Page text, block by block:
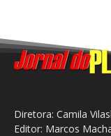
Diretora: Camila
Editor: Marcos